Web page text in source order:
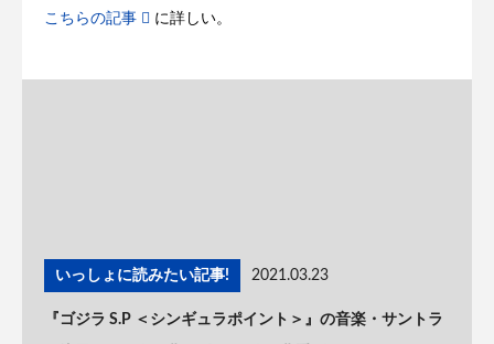
こちらの記事 に詳しい。
いっしょに読みたい記事! 2021.03.23
『ゴジラ S.P ＜シンギュラポイント＞』の音楽・サントラ